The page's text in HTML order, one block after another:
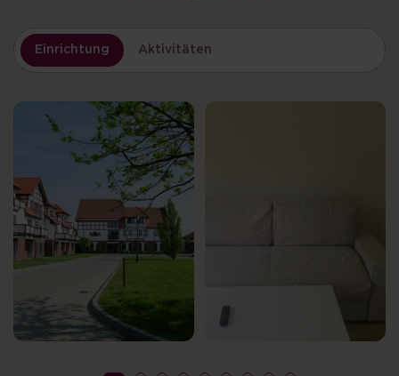
Einrichtung Aktivitäten